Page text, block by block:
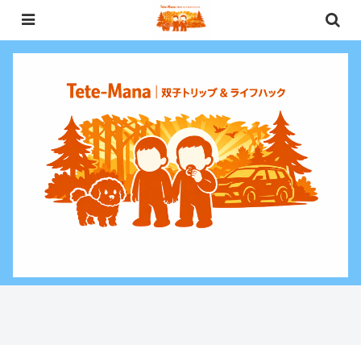
0歳〜未就学児（3歳）双子との週末お出かけ・子連れ旅行情報と、暮らしに役
立つお金・ライフハックをお届けする双子ファミリーブログ。